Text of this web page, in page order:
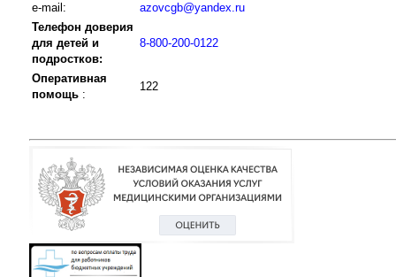
e-mail:
azovcgb@yandex.ru
Телефон доверия
для детей и
подростков:
8-800-200-0122
Оперативная
помощь :
122